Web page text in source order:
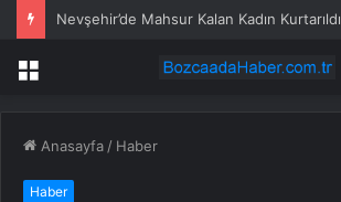
Nevşehir’de Mahsur Kalan Kadın Kurtarıldı
Menü
Anasayfa / Haber
Haber